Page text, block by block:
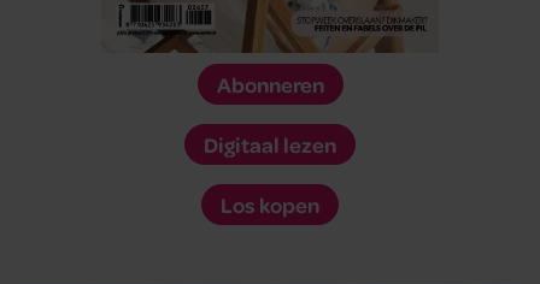
Abonneren
Digitaal lezen
Los kopen